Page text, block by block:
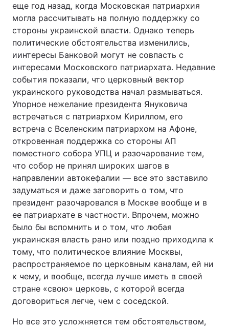
еще год назад, когда Московская патриархия
могла рассчитывать на полную поддержку со
стороны украинской власти. Однако теперь
политические обстоятельства изменились,
иинтересы Банковой могут не совпасть с
интересами Московского патриархата. Недавние
события показали, что церковный вектор
украинского руководства начал размываться.
Упорное нежелание президента Януковича
встречаться с патриархом Кириллом, его
встреча с Вселенским патриархом на Афоне,
откровенная поддержка со стороны АП
поместного собора УПЦ и разочарование тем,
что собор не принял широких шагов в
направлении автокефалии — все это заставило
задуматься и даже заговорить о том, что
президент разочаровался в Москве вообще и в
ее патриархате в частности. Впрочем, можно
было бы вспомнить и о том, что любая
украинская власть рано или поздно приходила к
тому, что политическое влияние Москвы,
распространяемое по церковным каналам, ей ни
к чему, и вообще, всегда лучше иметь в своей
стране «свою» церковь, с которой всегда
договориться легче, чем с соседской.
Но все это усложняется тем обстоятельством,